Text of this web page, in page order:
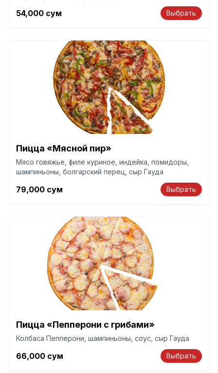
54,000 сум Выбрать
Пицца «Мясной пир»
Мясо говяжье, филе куриное, индейка, помидоры,
шампиньоны, болгарский перец, сыр Гауда
79,000 сум Выбрать
Пицца «Пепперони с грибами»
Колбаса Пепперони, шампиньоны, соус, сыр Гауда
66,000 сум Выбрать